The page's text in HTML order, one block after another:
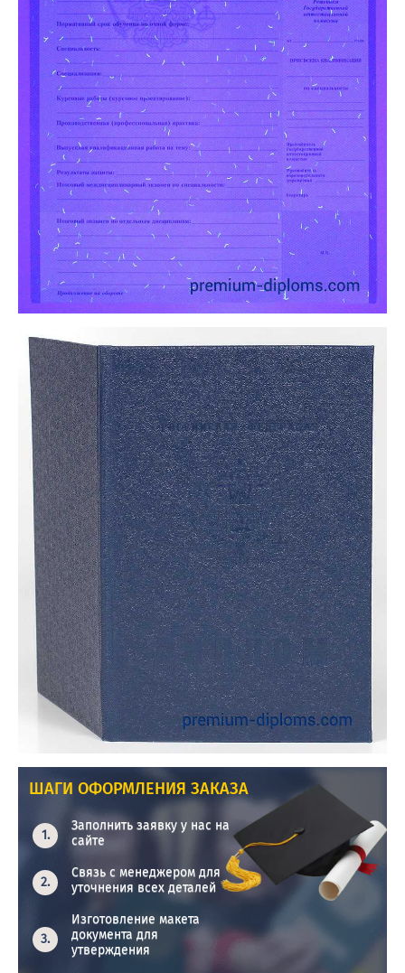
ШАГИ ОФОРМЛЕНИЯ ЗАКАЗА
Заполнить заявку у нас на
сайте
Связь с менеджером для
уточнения всех деталей
Изготовление макета
документа для
утверждения